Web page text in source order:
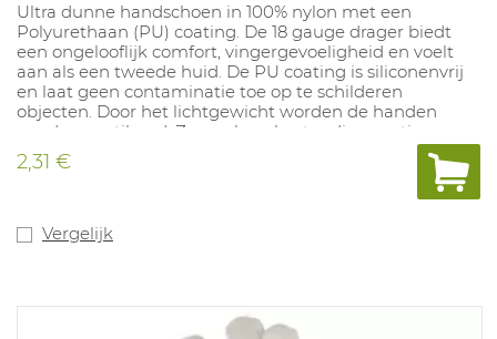
Ultra dunne handschoen in 100% nylon met een
Polyurethaan (PU) coating. De 18 gauge drager biedt
een ongelooflijk comfort, vingergevoeligheid en voelt
aan als een tweede huid. De PU coating is siliconenvrij
en laat geen contaminatie toe op te schilderen
objecten. Door het lichtgewicht worden de handen
goed geventileerd. Zeer schuurbestendige coating.
Ideaal voor toepassingen in droge omstandigheden,
zoals lichte montage, precisietaken, lichte logistieke
activiteiten. Door haar volledig zwarte kleur kan deze
omgevingen. Beschikbare maten: 6-11.
2,31 €
Vergelijk